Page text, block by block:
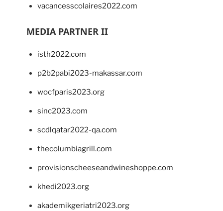
vacancesscolaires2022.com
MEDIA PARTNER II
isth2022.com
p2b2pabi2023-makassar.com
wocfparis2023.org
sinc2023.com
scdlqatar2022-qa.com
thecolumbiagrill.com
provisionscheeseandwineshoppe.com
khedi2023.org
akademikgeriatri2023.org